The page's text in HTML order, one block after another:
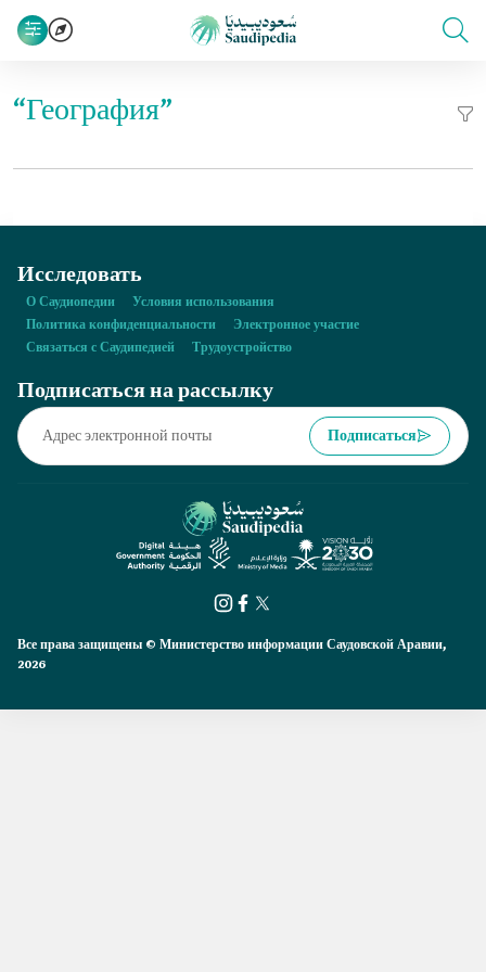
“География”
Исследовать
О Саудиопедии
Условия использования
Политика конфиденциальности
Электронное участие
Связаться с Саудипедией
Трудоустройство
Подписаться на рассылку
Подписаться
Все права защищены © Министерство информации Саудовской Аравии,
2026